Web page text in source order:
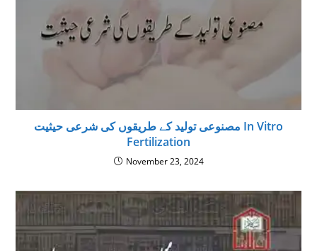
مصنوعی تولید كے طريقوں كى شرعى حيثيت In Vitro
Fertilization
November 23, 2024